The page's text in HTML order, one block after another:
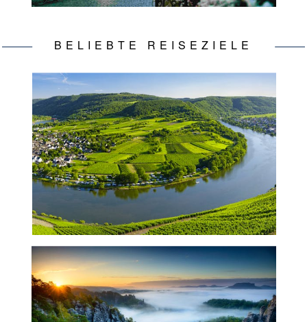
BELIEBTE REISEZIELE